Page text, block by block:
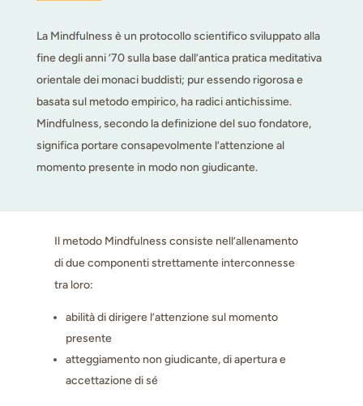
La Mindfulness è un protocollo scientifico sviluppato alla
fine degli anni ’70 sulla base dall’antica pratica meditativa
orientale dei monaci buddisti; pur essendo rigorosa e
basata sul metodo empirico, ha radici antichissime.
Mindfulness, secondo la definizione del suo fondatore,
significa portare consapevolmente l’attenzione al
momento presente in modo non giudicante.
Il metodo Mindfulness consiste nell’allenamento
di due componenti strettamente interconnesse
tra loro:
abilità di dirigere l’attenzione sul momento
presente
atteggiamento non giudicante, di apertura e
accettazione di sé